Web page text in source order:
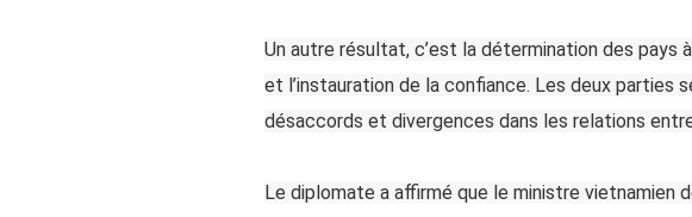
Un autre résultat, c’est la détermination des pays
et l’instauration de la confiance. Les deux parties
désaccords et divergences dans les relations
Le diplomate a affirmé que le ministre vietnamien